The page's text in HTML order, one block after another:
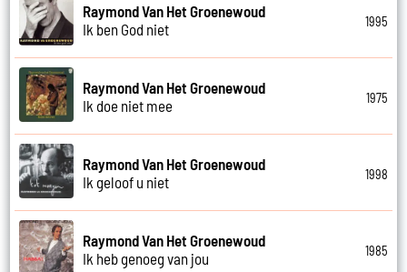
Raymond Van Het Groenewoud
Ik ben God niet
1995
Raymond Van Het Groenewoud
Ik doe niet mee
1975
Raymond Van Het Groenewoud
Ik geloof u niet
1998
Raymond Van Het Groenewoud
Ik heb genoeg van jou
1985